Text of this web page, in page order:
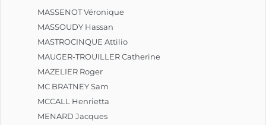
MASSENOT Véronique
MASSOUDY Hassan
MASTROCINQUE Attilio
MAUGER-TROUILLER Catherine
MAZELIER Roger
MC BRATNEY Sam
MCCALL Henrietta
MENARD Jacques